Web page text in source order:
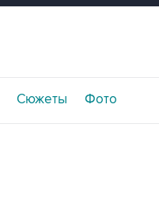
Сюжеты Фото